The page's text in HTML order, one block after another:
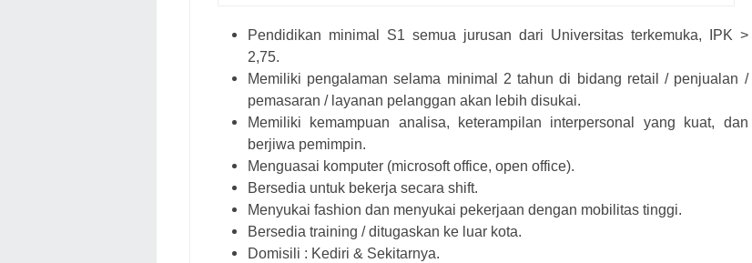
Pendidikan minimal S1 semua jurusan dari Universitas terkemuka, IPK >
2,75.
Memiliki pengalaman selama minimal 2 tahun di bidang retail / penjualan /
pemasaran / layanan pelanggan akan lebih disukai.
Memiliki kemampuan analisa, keterampilan interpersonal yang kuat, dan
berjiwa pemimpin.
Menguasai komputer (microsoft office, open office).
Bersedia untuk bekerja secara shift.
Menyukai fashion dan menyukai pekerjaan dengan mobilitas tinggi.
Bersedia training / ditugaskan ke luar kota.
Domisili : Kediri & Sekitarnya.